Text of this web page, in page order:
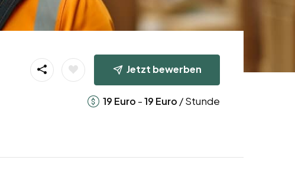
Jetzt bewerben
19 Euro -19 Euro / Stunde